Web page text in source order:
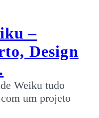
–
Design
Weiku tudo
um projeto